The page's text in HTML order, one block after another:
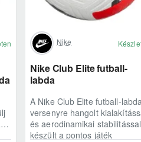
Nike
Nike Club Elite futball-
labda
A Nike Club Elite futball-
versenyre hangolt
és aerodinamikai stabilitással
készült a pontos játék